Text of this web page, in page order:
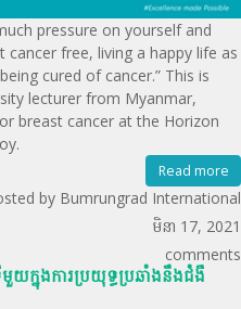
pressure on yourself and
free, living a happy life as
cured of cancer.” This is
lecturer from Myanmar,
breast cancer at the Horizon
Read more
by Bumrungrad International
មិនា 17, 2021
comments
មួយក្នុងការប្រយុទ្ធប្រឆាំងនឹងជំងឺ